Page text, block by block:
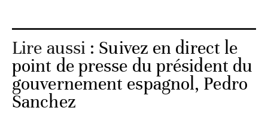
Lire aussi : Suivez en direct le
point de presse du président du
gouvernement espagnol, Pedro
Sanchez